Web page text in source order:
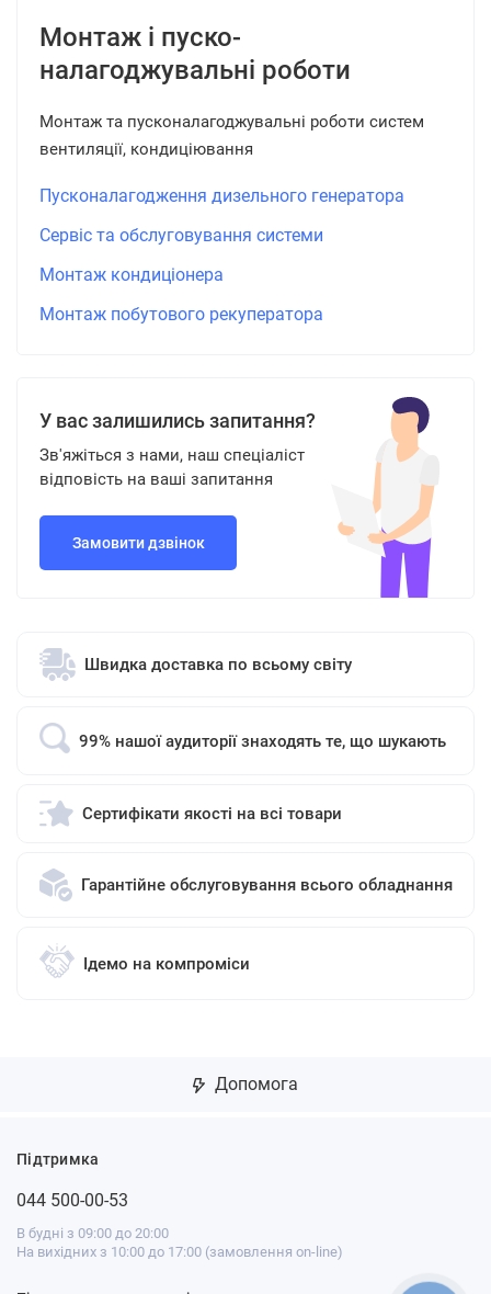
Монтаж і пуско-
налагоджувальні роботи
Монтаж та пусконалагоджувальні роботи систем
вентиляції, кондиціювання
Пусконалагодження дизельного генератора
Сервіс та обслуговування системи
Монтаж кондиціонера
Монтаж побутового рекуператора
У вас залишились запитання?
Зв'яжіться з нами, наш спеціаліст
відповість на ваші запитання
Замовити дзвінок
Швидка доставка по всьому світу
99% нашої аудиторії знаходять те, що шукають
Сертифікати якості на всі товари
Гарантійне обслуговування всього обладнання
Ідемо на компроміси
Допомога
Підтримка
044 500-00-53
В будні з 09:00 до 20:00
На вихідних з 10:00 до 17:00 (замовлення on-line)